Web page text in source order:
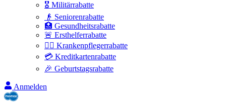
🎖️ Militärrabatte
👴 Seniorenrabatte
🏥 Gesundheitsrabatte
🚨 Ersthelferrabatte
👩‍⚕️ Krankenpflegerrabatte
💳 Kreditkartenrabatte
🎉 Geburtstagsrabatte
Anmelden